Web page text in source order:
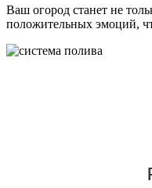
Ваш огород станет не
положительных эмоций,